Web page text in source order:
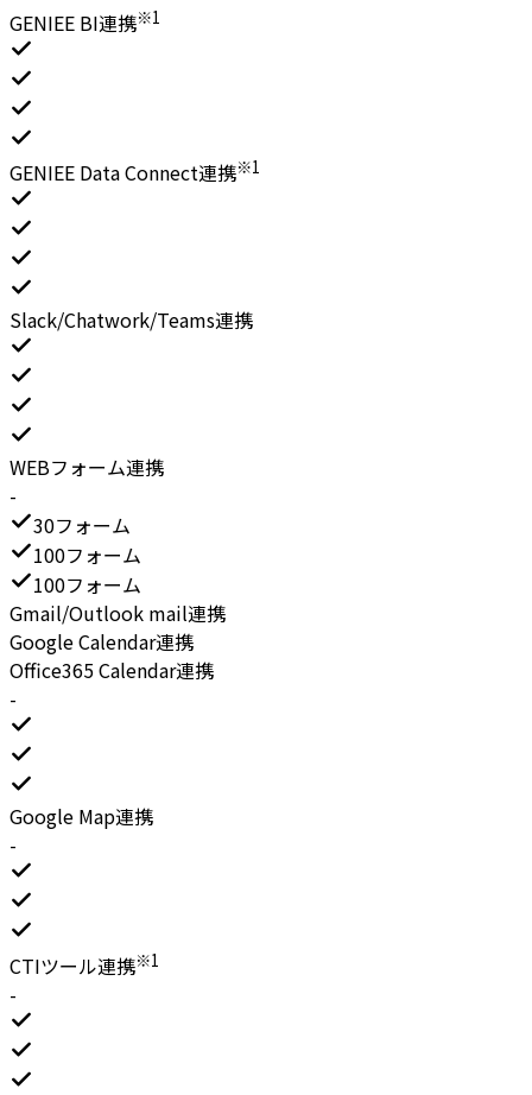
GENIEE BI連携※1
GENIEE Data Connect連携※1
Slack/Chatwork/Teams連携
WEBフォーム連携
-
30フォーム
100フォーム
100フォーム
Gmail/Outlook mail連携
Google Calendar連携
Office365 Calendar連携
-
Google Map連携
-
CTIツール連携※1
-